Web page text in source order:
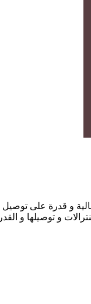
عالية و قدرة على
و توصيلها و